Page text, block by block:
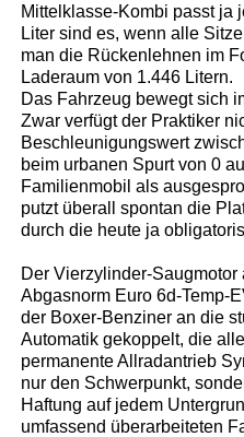
Mittelklasse-Kombi passt ja
Liter sind es, wenn alle
man die Rückenlehnen im
Laderaum von 1.446 Litern.
Das Fahrzeug bewegt sich
Zwar verfügt der Praktiker
Beschleunigungswert
beim urbanen Spurt von 0
Familienmobil als
putzt überall spontan die
durch die heute ja
Der Vierzylinder-
Abgasnorm Euro 6d-Temp-
der Boxer-Benziner an die
Automatik gekoppelt, die
permanente Allradantrieb
nur den Schwerpunkt,
Haftung auf jedem
umfassend überarbeiteten